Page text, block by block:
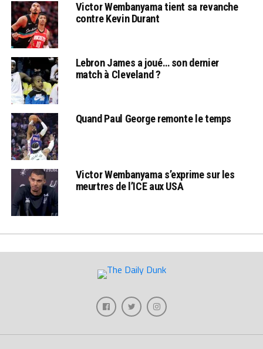
Victor Wembanyama tient sa revanche
contre Kevin Durant
Lebron James a joué… son dernier
match à Cleveland ?
Quand Paul George remonte le temps
Victor Wembanyama s’exprime sur les
meurtres de l’ICE aux USA